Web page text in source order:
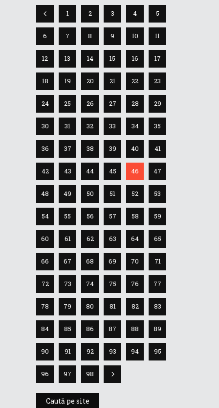
1 2 3 4 5
6 7 8 9 10 11
12 13 14 15 16 17
18 19 20 21 22 23
24 25 26 27 28 29
30 31 32 33 34 35
36 37 38 39 40 41
42 43 44 45 46 47
48 49 50 51 52 53
54 55 56 57 58 59
60 61 62 63 64 65
66 67 68 69 70 71
72 73 74 75 76 77
78 79 80 81 82 83
84 85 86 87 88 89
90 91 92 93 94 95
96 97 98
Caută pe site